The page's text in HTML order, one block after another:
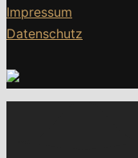
Impressum
Datenschutz